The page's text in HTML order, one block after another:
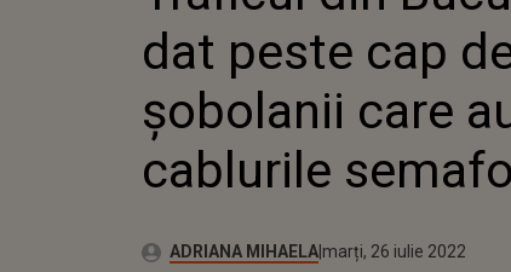
dat peste cap
șobolanii care
cablurile
Autor:ADRIANA MIHAELAPublicat:
vineri, 18 iunie 2021
Actualizat:
marți, 26 iulie 2022